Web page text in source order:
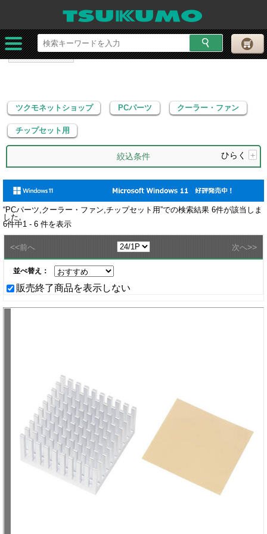
ツクモネットショップ PCパーツ
クーラー・ファン
チップセット用
ツクモネットショップ PCパーツ クーラー・ファン
チップセット用
絞込条件 ひらく +
“PCパーツ,クーラー・ファン,チップセット用”での検索結果 6件が該当しま
した。
6件中1 - 6 件を表示
<<前へ 次へ>>
並べ替え：
販売終了商品を表示しない